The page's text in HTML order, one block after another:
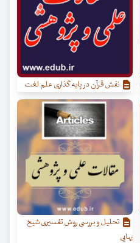
نقش قرآن در پایه گذاری علم لغت
تحلیل و بررسی روش تفسیری شیخ
بهایی